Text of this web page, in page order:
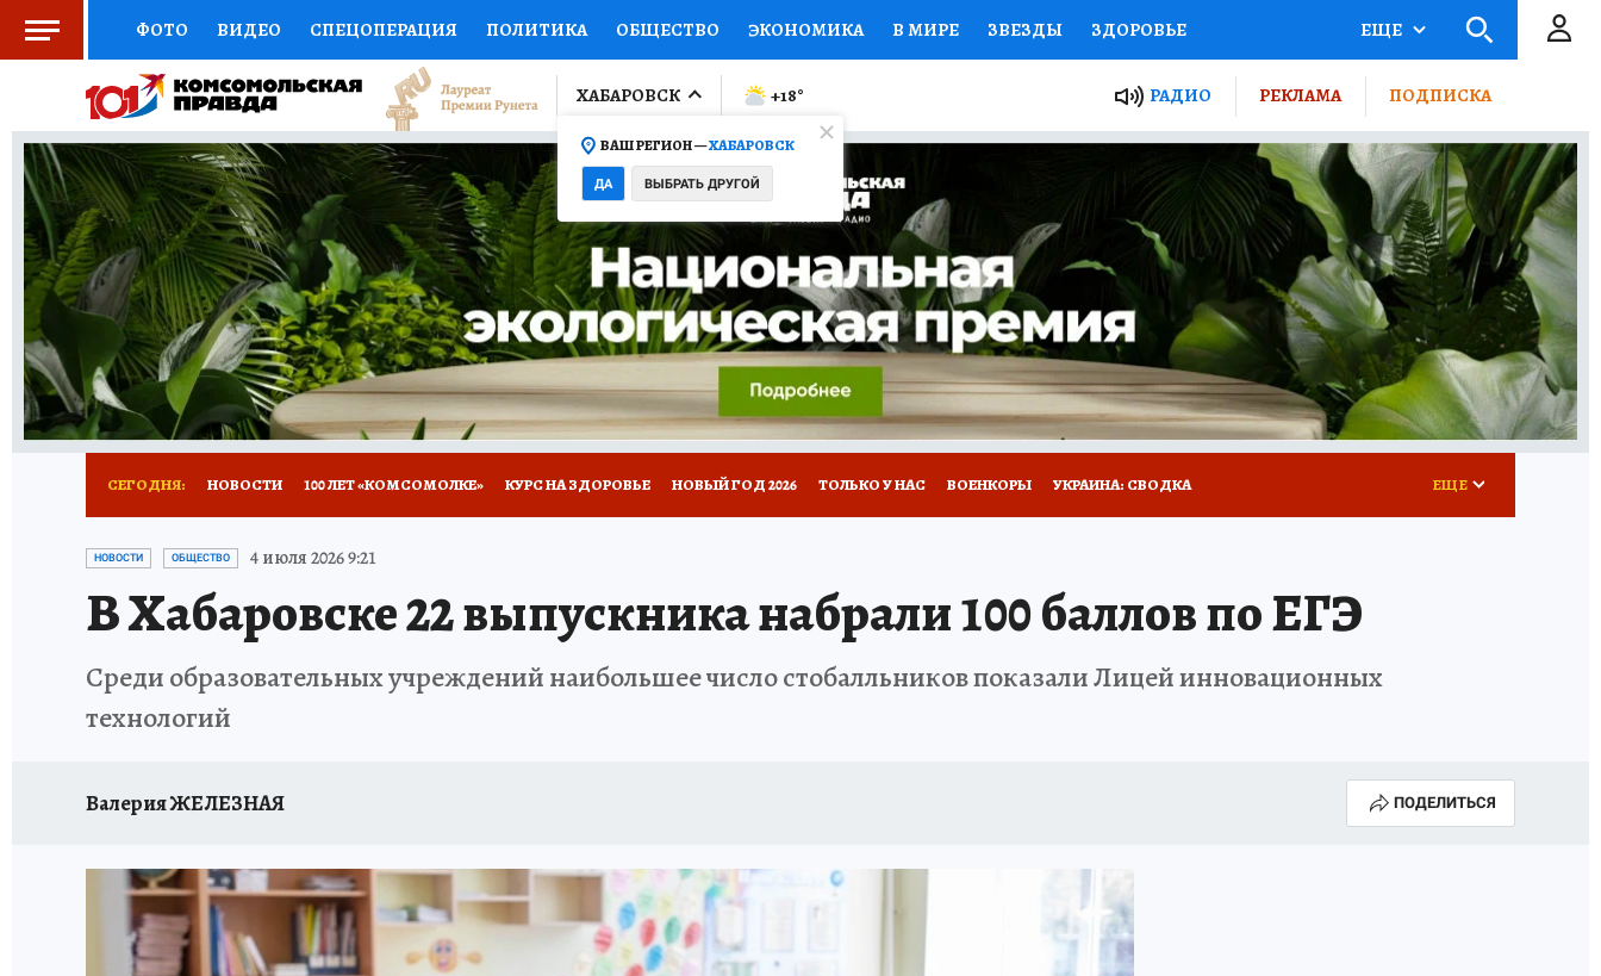
ФОТО ВИДЕО СПЕЦОПЕРАЦИЯ ПОЛИТИКА ОБЩЕСТВО ЭКОНОМИКА В МИРЕ ЗВЕЗДЫ ЗДОРОВЬЕ
СОЦПОДДЕРЖКА НАУКА СПОРТ КОЛУМНИСТЫ ПРОИСШЕСТВИЯ НАЦИОНАЛЬНЫЕ ПРОЕКТЫ РОССИИ
ВЫБОР ЭКСПЕРТОВ ДОКТОР ФИНАНСЫ ОТКРЫВАЕМ МИР Я ЗНАЮ СЕМЬЯ ЖЕНСКИЕ СЕКРЕТЫ ПУТЕВОДИТЕЛЬ
КНИЖНАЯ ПОЛКА ПРОГНОЗЫ НА СПОРТ ПРОМОКОДЫ СЕРИАЛЫ СПЕЦПРОЕКТЫ ДЕФИЦИТ ЖЕЛЕЗА ТУРИЗМ
ПРЕСС-ЦЕНТР НЕДВИЖИМОСТЬ ТЕЛЕВИЗОР КОЛЛЕКЦИИ КОНКУРСЫ РЕКЛАМА РАБОТА У НАС ГИД ПОТРЕБИТЕЛЯ
ВСЕ О КП РАДИО КП ТЕСТЫ НОВОЕ НА САЙТЕ
ЕЩЕ
ХАБАРОВСК
ВАШ РЕГИОН —ХАБАРОВСК
ДА ВЫБРАТЬ ДРУГОЙ
+18° РАДИО РЕКЛАМА ПОДПИСКА
СЕГОДНЯ: НОВОСТИ 100 ЛЕТ «КОМСОМОЛКЕ» КУРС НА ЗДОРОВЬЕ НОВЫЙ ГОД 2026 ТОЛЬКО У НАС ВОЕНКОРЫ УКРАИНА: СВОДКА
87 ЛЕТ ХАБАРОВСКОМУ КРАЮ
ВТБ: НОВАЯ СТРАТЕГИЯ ИТОГИ ГОДА ЗАПОВЕДНАЯ РОССИЯ 167 ЛЕТ ХАБАРОВСКУ ПРОИСШЕСТВИЯ «УРГАЛУГОЛЬ» - ЧЕСТЬ ПРОФЕССИИ АФИША
ИСПЫТАНО НА СЕБЕ
ЕЩЕ
НОВОСТИ ОБЩЕСТВО 4 июля 2026 9:21
В Хабаровске 22 выпускника набрали 100 баллов по ЕГЭ
Среди образовательных учреждений наибольшее число стобалльников показали Лицей инновационных
технологий
Валерия ЖЕЛЕЗНАЯ ПОДЕЛИТЬСЯ